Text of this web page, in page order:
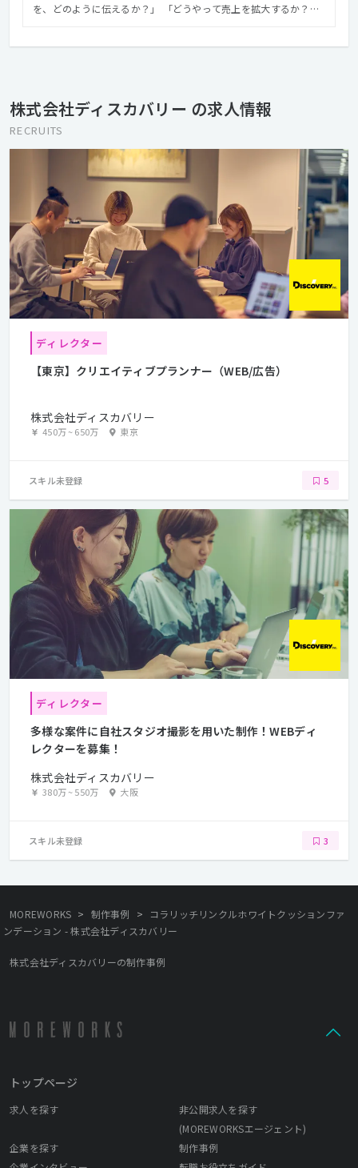
を、どのように伝えるか？」 「どうやって売上を拡大するか？」
し、人々の生活を安心できるものにすることがビジョンだ。
株式会社ディスカバリー の求人情報
RECRUITS
ディレクター
【東京】クリエイティブプランナー（WEB/広告）
株式会社ディスカバリー
450万~650万 東京
スキル未登録 5
ディレクター
多様な案件に自社スタジオ撮影を用いた制作！WEBディ
レクターを募集！
株式会社ディスカバリー
380万~550万 大阪
スキル未登録 3
MOREWORKS > 制作事例 >
コラリッチリンクルホワイトクッションファ
ンデーション - 株式会社ディスカバリー
株式会社ディスカバリーの制作事例
トップページ
求人を探す
非公開求人を探す
(MOREWORKSエージェント)
企業を探す
制作事例